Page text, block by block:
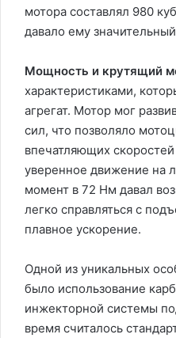
мотора составлял 980
давало ему
Мощность и крутящий
характеристиками,
агрегат. Мотор мог
сил, что позволяло
впечатляющих
уверенное движение на
момент в 72 Нм давал
легко справляться с
плавное ускорение.
Одной из уникальных
было использование
инжекторной системы
время считалось